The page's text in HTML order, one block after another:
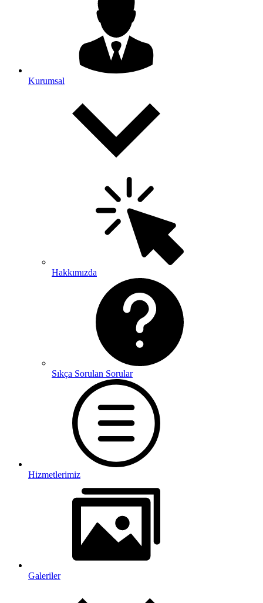
Kurumsal
Hakkımızda
Sıkça Sorulan Sorular
Hizmetlerimiz
Galeriler